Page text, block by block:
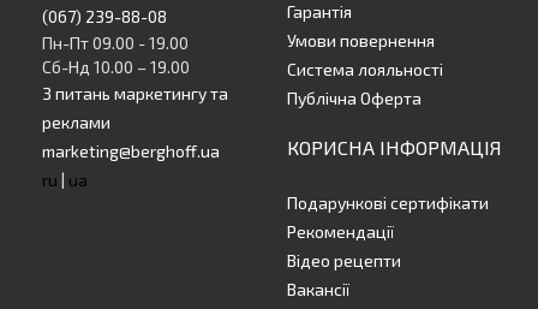
(067) 239-88-08
Пн-Пт 09.00 - 19.00
Сб-Нд 10.00 – 19.00
З питань маркетингу та
реклами
marketing@berghoff.ua
ru | ua
Гарантія
Умови повернення
Система лояльності
Публічна Оферта
КОРИСНА ІНФОРМАЦІЯ
Подарункові сертифікати
Рекомендації
Відео рецепти
Вакансії